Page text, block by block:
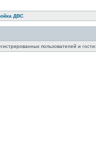
ДВС
пользователей и